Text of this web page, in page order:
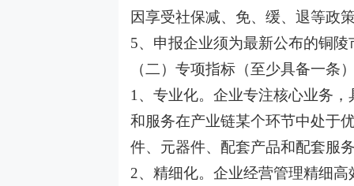
因享受社保减、免、缓、退等政
5、申报企业须为最新公布的铜
（二）专项指标（至少具备一条
1、专业化。企业专注核心业务
和服务在产业链某个环节中处于
件、元器件、配套产品和配套服
2、精细化。企业经营管理精细